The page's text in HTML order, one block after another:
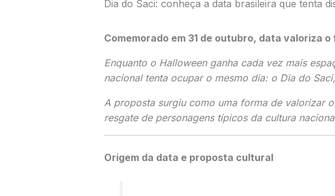
Dia do Saci: conheça a data brasileira que tenta
Comemorado em 31 de outubro, data valoriza
Enquanto o Halloweenganha cada vez mais
nacional tenta ocupar o mesmo dia: o Dia do
A proposta surgiu como uma forma de valorizar
resgate de personagens típicos da cultura
Origem da data e proposta cultural